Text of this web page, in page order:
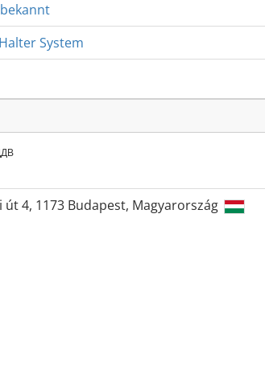
System
út 4, 1173 Budapest, Magyarország